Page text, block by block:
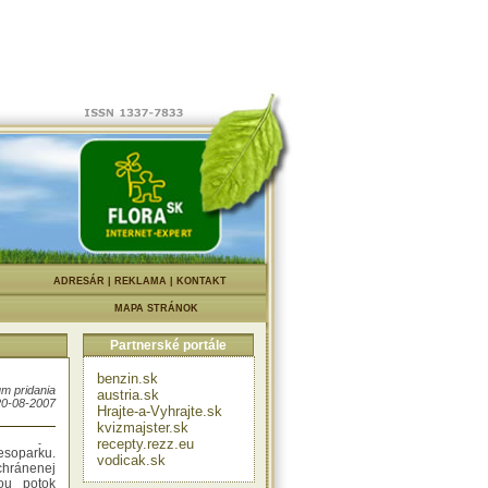
ADRESÁR REKLAMA KONTAKT
MAPA STRÁNOK
pridania
08-2007
pre
verí, že
už
včera
a
cez
medzi
potok
Partnerské portále
benzin.sk
austria.sk
Hrajte-a-Vyhrajte.sk
kvizmajster.sk
recepty.rezz.eu
vodicak.sk